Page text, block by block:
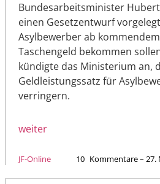
Bundesarbeitsminister
einen Gesetzentwurf
Asylbewerber ab
Taschengeld bekommen
kündigte das Ministerium an,
Geldleistungssatz für
verringern.
weiter
JF-Online 10 Kommentare – 27.